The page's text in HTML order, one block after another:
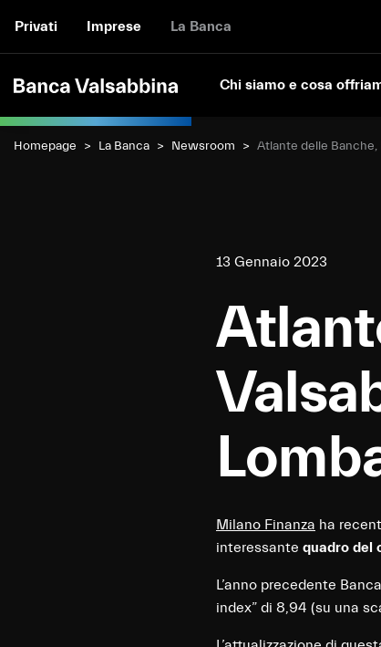
Privati Imprese La Banca
Chi siamo e cosa
Homepage La Banca Newsroom Current:
Atlante delle Banche,
13 Gennaio 2023
Milano Finanza ha
interessante quadro del
L’anno precedente
index” di 8,94 (su una